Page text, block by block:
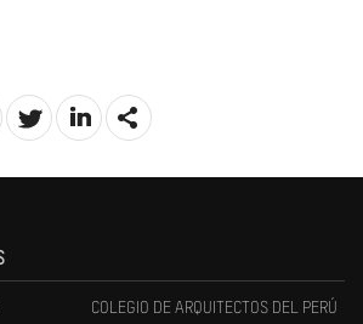
COLEGIO DE ARQUITECTOS DEL PERÚ